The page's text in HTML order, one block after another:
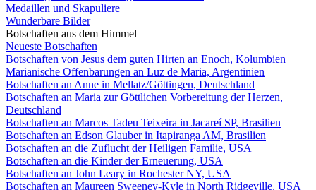
Medaillen und Skapuliere
Wunderbare Bilder
Botschaften aus dem Himmel
Neueste Botschaften
Botschaften von Jesus dem guten Hirten an Enoch, Kolumbien
Marianische Offenbarungen an Luz de Maria, Argentinien
Botschaften an Anne in Mellatz/Göttingen, Deutschland
Botschaften an Maria zur Göttlichen Vorbereitung der Herzen,
Deutschland
Botschaften an Marcos Tadeu Teixeira in Jacareí SP, Brasilien
Botschaften an Edson Glauber in Itapiranga AM, Brasilien
Botschaften an die Zuflucht der Heiligen Familie, USA
Botschaften an die Kinder der Erneuerung, USA
Botschaften an John Leary in Rochester NY, USA
Botschaften an Maureen Sweeney-Kyle in North Ridgeville, USA